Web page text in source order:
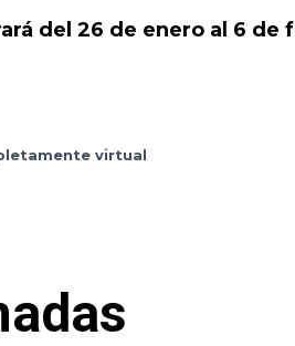
del 26 de enero al 6 de
virtual